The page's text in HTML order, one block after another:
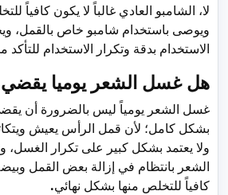
لا، الشامبو العادي غالباً لا يكون كافياً
ويوصى باستخدام شامبو خاص بالقمل،
الاستخدام بدقة وتكرار الاستخدام للتأكد
هل غسل الشعر يوميا
غسل الشعر يومياً ليس بالضرورة أن
بشكل كامل؛ لأن قمل الرأس يعيش
ولا يعتمد بشكل كبير على تكرار
الشعر بانتظام في إزالة بعض القمل
كافياً للتخلص منها بشكل نهائي.